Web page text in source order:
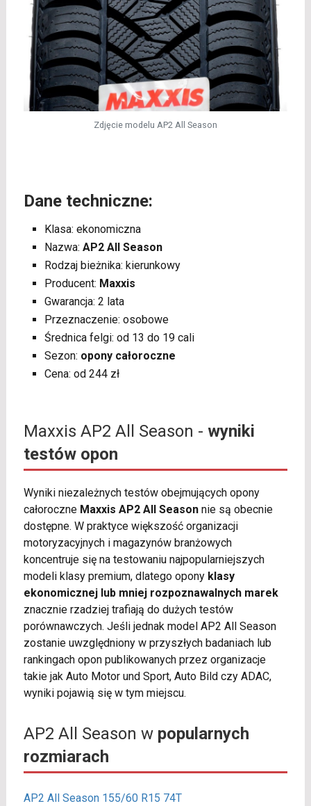
Zdjęcie modelu AP2 All Season
Dane techniczne:
Klasa: ekonomiczna
Nazwa: AP2 All Season
Rodzaj bieżnika: kierunkowy
Producent: Maxxis
Gwarancja: 2 lata
Przeznaczenie: osobowe
Średnica felgi: od 13 do 19 cali
Sezon: opony całoroczne
Cena: od 244 zł
Maxxis AP2 All Season - wyniki
testów opon
Wyniki niezależnych testów obejmujących opony
całoroczne Maxxis AP2 All Seasonnie są obecnie
dostępne. W praktyce większość organizacji
motoryzacyjnych i magazynów branżowych
koncentruje się na testowaniu najpopularniejszych
modeli klasy premium, dlatego opony klasy
ekonomicznej lub mniej rozpoznawalnych marek
znacznie rzadziej trafiają do dużych testów
porównawczych. Jeśli jednak model AP2 All Season
zostanie uwzględniony w przyszłych badaniach lub
rankingach opon publikowanych przez organizacje
takie jak Auto Motor und Sport, Auto Bild czy ADAC,
wyniki pojawią się w tym miejscu.
AP2 All Season w popularnych
rozmiarach
AP2 All Season 155/60 R15 74T